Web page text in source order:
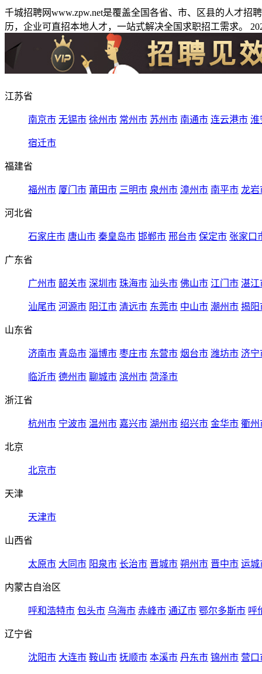
千城招聘网www.zpw.net是覆盖全国各省、市、区县的人才
历，企业可直招本地人才，一站式解决全国求职招工需求。
江苏省
南京市 无锡市 徐州市 常州市 苏州市 南通市 连云港市 淮
宿迁市
福建省
福州市 厦门市 莆田市 三明市 泉州市 漳州市 南平市 龙岩
河北省
石家庄市 唐山市 秦皇岛市 邯郸市 邢台市 保定市 张家口
广东省
广州市 韶关市 深圳市 珠海市 汕头市 佛山市 江门市 湛江
汕尾市 河源市 阳江市 清远市 东莞市 中山市 潮州市 揭阳
山东省
济南市 青岛市 淄博市 枣庄市 东营市 烟台市 潍坊市 济宁
临沂市 德州市 聊城市 滨州市 菏泽市
浙江省
杭州市 宁波市 温州市 嘉兴市 湖州市 绍兴市 金华市 衢州
北京
北京市
天津
天津市
山西省
太原市 大同市 阳泉市 长治市 晋城市 朔州市 晋中市 运城
内蒙古自治区
呼和浩特市 包头市 乌海市 赤峰市 通辽市 鄂尔多斯市 呼
辽宁省
沈阳市 大连市 鞍山市 抚顺市 本溪市 丹东市 锦州市 营口